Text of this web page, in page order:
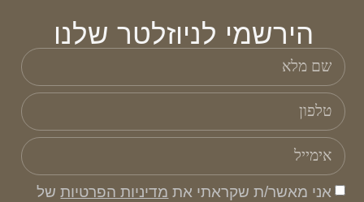
הירשמי לניוזלטר שלנו
אני מאשר/ת שקראתי את מדיניות הפרטיותשל